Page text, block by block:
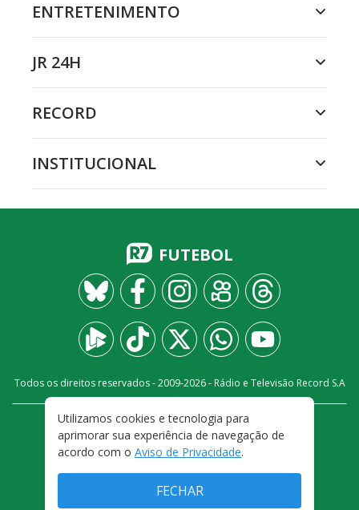
ENTRETENIMENTO
JR 24H
RECORD
INSTITUCIONAL
FUTEBOL
Todos os direitos reservados - 2009-2026- Rádio e Televisão Record S.A
FALE CONOSCO
PRIVACIDADE
TERMOS E CONDIÇÕES DE USO
Utilizamos cookies e tecnologia para
aprimorar sua experiência de navegação de
acordo com o Aviso de Privacidade.
FECHAR